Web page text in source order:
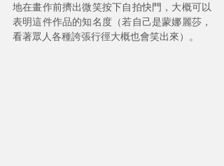
地在畫作前擠出微笑按下自拍快門，大概可以
表明這件作品的知名度（若自己是蒙娜麗莎，
看著眾人各種誇張行徑大概也會笑出來）。